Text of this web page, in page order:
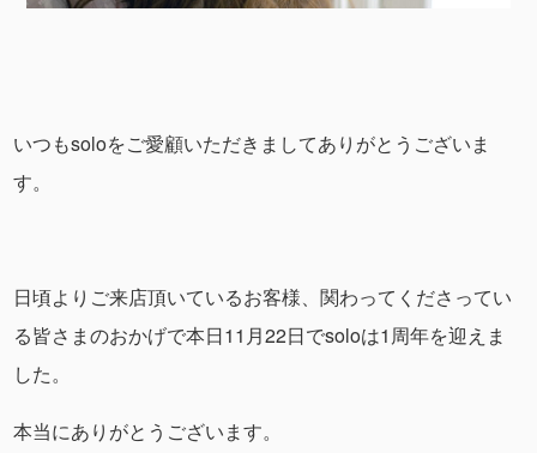
いつもsoloをご愛顧いただきましてありがとうございま
す。
日頃よりご来店頂いているお客様、関わってくださってい
る皆さまのおかげで本日11月22日でsoloは1周年を迎えま
した。
本当にありがとうございます。